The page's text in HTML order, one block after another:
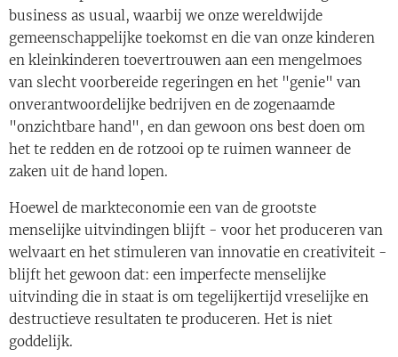
business as usual, waarbij we onze wereldwijde
gemeenschappelijke toekomst en die van onze kinderen
en kleinkinderen toevertrouwen aan een mengelmoes
van slecht voorbereide regeringen en het "genie" van
onverantwoordelijke bedrijven en de zogenaamde
"onzichtbare hand", en dan gewoon ons best doen om
het te redden en de rotzooi op te ruimen wanneer de
zaken uit de hand lopen.
Hoewel de markteconomie een van de grootste
menselijke uitvindingen blijft - voor het produceren van
welvaart en het stimuleren van innovatie en creativiteit -
blijft het gewoon dat: een imperfecte menselijke
uitvinding die in staat is om tegelijkertijd vreselijke en
destructieve resultaten te produceren. Het is niet
goddelijk.